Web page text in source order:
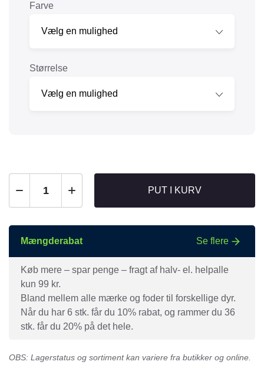
Farve
Størrelse
PUT I KURV
Mængderabat Se flere
Køb mere – spar penge – fragt af halv- el. helpalle
kun 99 kr.
Bland mellem alle mærke og foder til forskellige dyr.
Når du har 6 stk. får du 10% rabat, og rammer du 36
stk. får du 20% på det hele.
OBS: Lagerstatus og sortiment kan variere fra butikker og online.